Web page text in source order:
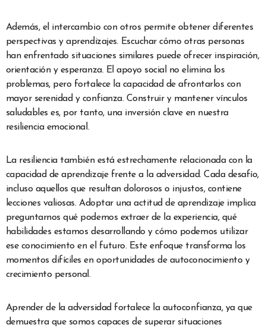
Además, el intercambio con otros permite obtener diferentes
perspectivas y aprendizajes. Escuchar cómo otras personas
han enfrentado situaciones similares puede ofrecer inspiración,
orientación y esperanza. El apoyo social no elimina los
problemas, pero fortalece la capacidad de afrontarlos con
mayor serenidad y confianza. Construir y mantener vínculos
saludables es, por tanto, una inversión clave en nuestra
resiliencia emocional.
La resiliencia también está estrechamente relacionada con la
capacidad de aprendizaje frente a la adversidad. Cada desafío,
incluso aquellos que resultan dolorosos o injustos, contiene
lecciones valiosas. Adoptar una actitud de aprendizaje implica
preguntarnos qué podemos extraer de la experiencia, qué
habilidades estamos desarrollando y cómo podemos utilizar
ese conocimiento en el futuro. Este enfoque transforma los
momentos difíciles en oportunidades de autoconocimiento y
crecimiento personal.
Aprender de la adversidad fortalece la autoconfianza, ya que
demuestra que somos capaces de superar situaciones